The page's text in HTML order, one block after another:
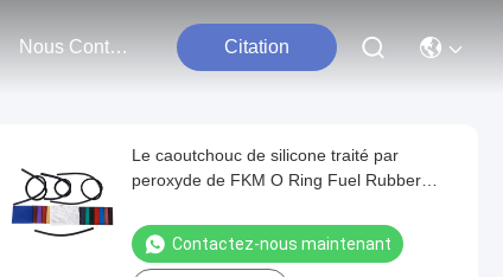
Nous Contacter Citation
Le caoutchouc de silicone traité par
peroxyde de FKM O Ring Fuel Rubber
Contactez-nous maintenant